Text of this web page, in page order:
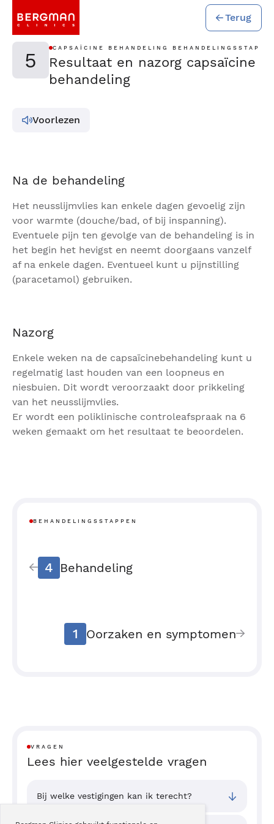
Terug
5 CAPSAÏCINE BEHANDELING BEHANDELINGSSTAP
Resultaat en nazorg capsaïcine
behandeling
Voorlezen
Na de behandeling
Het neusslijmvlies kan enkele dagen gevoelig zijn
voor warmte (douche/bad, of bij inspanning).
Eventuele pijn ten gevolge van de behandeling is in
het begin het hevigst en neemt doorgaans vanzelf
af na enkele dagen. Eventueel kunt u pijnstilling
(paracetamol) gebruiken.
Nazorg
Enkele weken na de capsaïcinebehandeling kunt u
regelmatig last houden van een loopneus en
niesbuien. Dit wordt veroorzaakt door prikkeling
van het neusslijmvlies.
Er wordt een poliklinische controleafspraak na 6
weken gemaakt om het resultaat te beoordelen.
BEHANDELINGSSTAPPEN
4 Behandeling
1 Oorzaken en symptomen
VRAGEN
Lees hier veelgestelde vragen
Bij welke vestigingen kan ik terecht?